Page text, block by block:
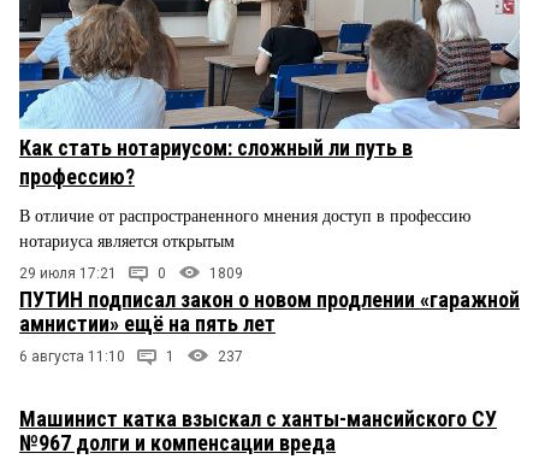
Как стать нотариусом: сложный ли путь в
профессию?
В отличие от распространенного мнения доступ в профессию
нотариуса является открытым
29 июля 17:21 0 1809
ПУТИН подписал закон о новом продлении «гаражной
амнистии» ещё на пять лет
6 августа 11:10 1 237
Машинист катка взыскал с ханты-мансийского СУ
№967 долги и компенсации вреда